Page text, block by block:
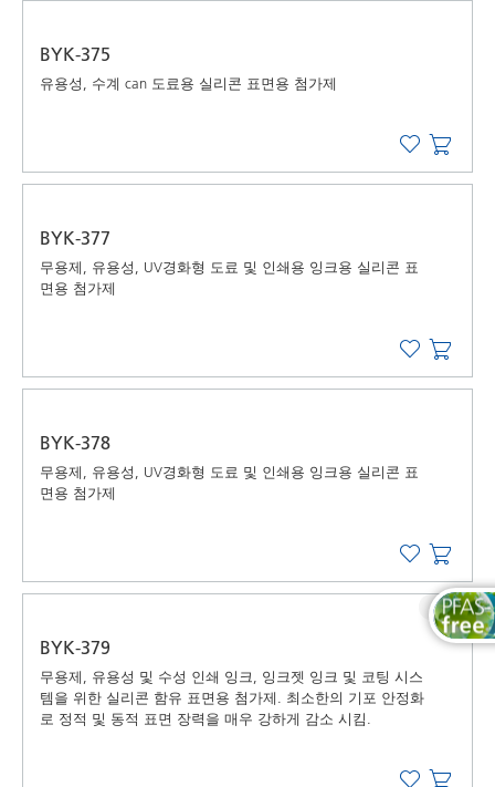
BYK-375
유용성, 수계 can 도료용 실리콘 표면용 첨가제
BYK-377
무용제, 유용성, UV경화형 도료 및 인쇄용 잉크용 실리콘 표
면용 첨가제
BYK-378
무용제, 유용성, UV경화형 도료 및 인쇄용 잉크용 실리콘 표
면용 첨가제
BYK-379
무용제, 유용성 및 수성 인쇄 잉크, 잉크젯 잉크 및 코팅 시스
템을 위한 실리콘 함유 표면용 첨가제. 최소한의 기포 안정화
로 정적 및 동적 표면 장력을 매우 강하게 감소 시킴.
신규